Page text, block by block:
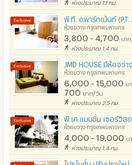
ห่างประมาณ 1.1 กม.
พี.ที. อพาร์ทเม้นท์
ห้วยขวาง กรุงเทพมหานคร
3,800 - 4,700 บา
ห่างประมาณ 1.4 กม.
ห้วยขวาง กรุงเทพมหานคร
6,000 - 15,000 บ
700 บาท/วัน
ห่างประมาณ 2.5 กม.
ห้วยขวาง กรุงเทพมหานคร
4,000 - 19,000 บ
ห่างประมาณ 1.4 กม.